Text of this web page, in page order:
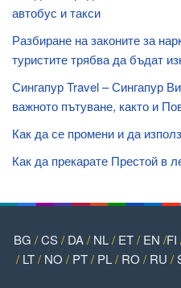
автобус и такси
Разбиране на законите за
туристите трябва да бъдат
Сингапур Travel – Сингапур
важното пътуване, както и
Как да се промени и да
Как да прекарате Престой в
BG /CS/ DA/ NL/ ET/ EN /FI
/ LT/ NO / PT/ PL/ RO / RU /